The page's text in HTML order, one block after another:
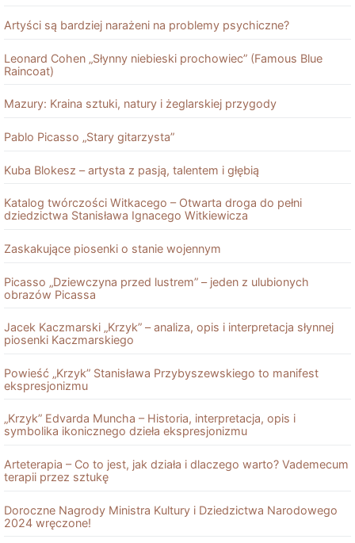
Artyści są bardziej narażeni na problemy psychiczne?
Leonard Cohen „Słynny niebieski prochowiec” (Famous Blue
Raincoat)
Mazury: Kraina sztuki, natury i żeglarskiej przygody
Pablo Picasso „Stary gitarzysta”
Kuba Blokesz – artysta z pasją, talentem i głębią
Katalog twórczości Witkacego – Otwarta droga do pełni
dziedzictwa Stanisława Ignacego Witkiewicza
Zaskakujące piosenki o stanie wojennym
Picasso „Dziewczyna przed lustrem” – jeden z ulubionych
obrazów Picassa
Jacek Kaczmarski „Krzyk” – analiza, opis i interpretacja słynnej
piosenki Kaczmarskiego
Powieść „Krzyk” Stanisława Przybyszewskiego to manifest
ekspresjonizmu
„Krzyk” Edvarda Muncha – Historia, interpretacja, opis i
symbolika ikonicznego dzieła ekspresjonizmu
Arteterapia – Co to jest, jak działa i dlaczego warto? Vademecum
terapii przez sztukę
Doroczne Nagrody Ministra Kultury i Dziedzictwa Narodowego
2024 wręczone!